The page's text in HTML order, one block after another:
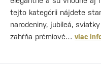
tejto kategórii nájdete
narodeniny, jubileá,
zahŕňa prémiové… viac